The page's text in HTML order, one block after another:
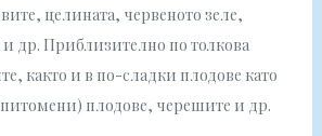
целината, червеното зеле,
и др. Приблизително по толкова
както и в по-сладки плодове като
плодове, черешите и др.